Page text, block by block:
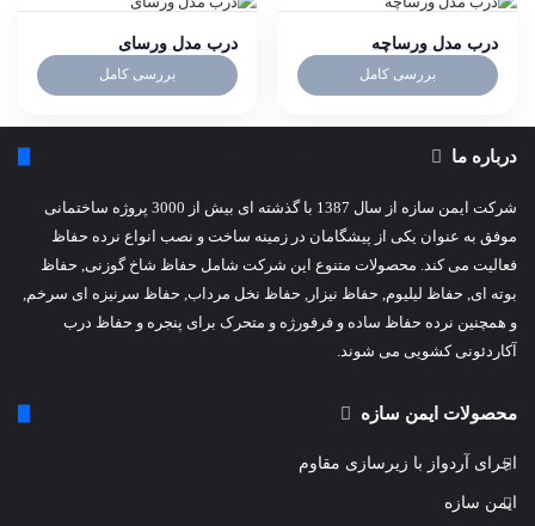
درب مدل ورساچه
بررسی کامل
درب مدل ورسای
بررسی کامل
درباره ما
شرکت ایمن سازه از سال 1387 با گذشته ای بیش از 3000 پروژه ساختمانی
موفق به عنوان یکی از پیشگامان در زمینه ساخت و نصب انواع نرده حفاظ
فعالیت می کند. محصولات متنوع این شرکت شامل حفاظ شاخ گوزنی, حفاظ
بوته ای, حفاظ لیلیوم, حفاظ نیزار, حفاظ نخل مرداب, حفاظ سرنیزه ای سرخم,
و همچنین نرده حفاظ ساده و فرفورژه و متحرک برای پنجره و حفاظ درب
آکاردئونی کشویی می شوند.
محصولات ایمن سازه
اجرای آردواز با زیرسازی مقاوم
ایمن سازه